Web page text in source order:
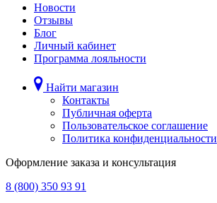
Новости
Отзывы
Блог
Личный кабинет
Программа лояльности
Найти магазин
Контакты
Публичная оферта
Пользовательское соглашение
Политика конфиденциальности
Оформление заказа и консультация
8 (800) 350 93 91